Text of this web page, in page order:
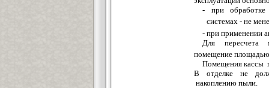
- при
системах - не
- при применении
Для пересчета
помещение
Помещения кассы
В отделкене
накоплению пыли.